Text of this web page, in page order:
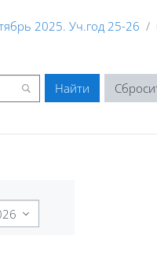
2025. Уч.год 25-26